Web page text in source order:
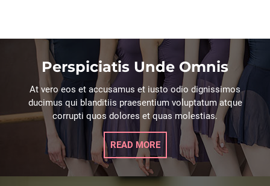
Perspiciatis Unde Omnis
At vero eos et accusamus et iusto odio dignissimos
ducimus qui blanditiis praesentium voluptatum atque
corrupti quos dolores et quas molestias.
READ MORE